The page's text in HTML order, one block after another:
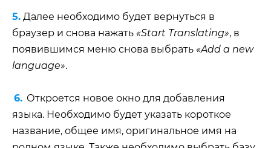
5. Далее необходимо будет вернуться в
браузер и снова нажать «Start Translating», в
появившимся меню снова выбрать «Add a new
language».
6. Откроется новое окно для добавления
языка. Необходимо будет указать короткое
название, общее имя, оригинальное имя на